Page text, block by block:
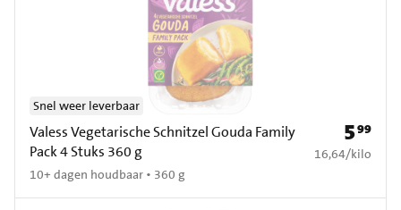
Valess Vegetarische Schnitzel Gouda Family
Pack 4 Stuks 360 g
10+ dagen houdbaar • 360 g
Snel weer leverbaar
Prijs: €
599
€ 16,64 per kilo
16,64/kilo